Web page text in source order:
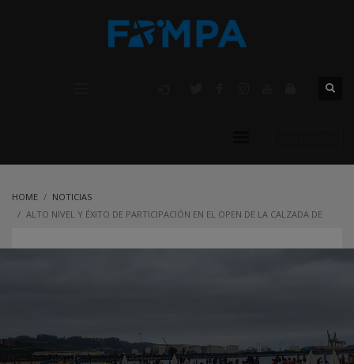
HOME
NOTICIAS
ALTO NIVEL Y ÉXITO DE PARTICIPACIÓN EN EL OPEN DE LA CALZADA DE